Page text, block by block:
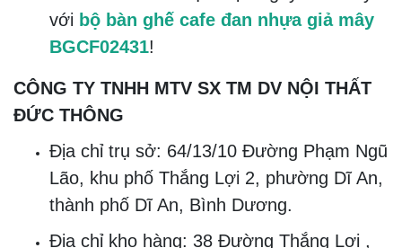
nghiệm sản phẩm một cách trọn vẹn nhất.
Liên Hệ Đặt Hàng Ngay Hôm Nay!
Đừng chần chừ nữa! Liên hệ ngay vớiNội
Thất Đức Thông Dĩ An
bàn ghế cafe ngoài trờituyệt vời này.
Đội ngũ tư vấn viên chuyên nghiệp của
chúng tôi luôn sẵn sàng hỗ trợ bạn mọi
lúc mọi nơi để đảm bảo rằng bạn nhận